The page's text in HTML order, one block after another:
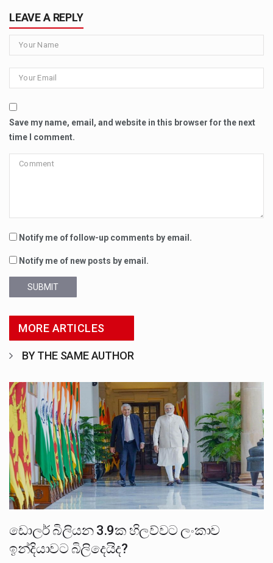
LEAVE A REPLY
Save my name, email, and website in this browser for the next
time I comment.
Notify me of follow-up comments by email.
Notify me of new posts by email.
SUBMIT
MORE ARTICLES
BY THE SAME AUTHOR
ඩොලර් බිලියන 3.9ක හිලව්වට ලංකාව
ඉන්දියාවට බිලිදෙයිද?